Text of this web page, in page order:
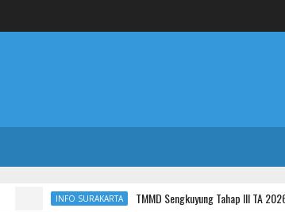
TMMD Sengkuyung Tahap III TA 2026 Kodim 0735